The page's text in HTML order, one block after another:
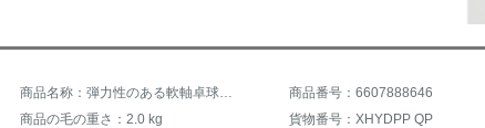
商品番号：6607888646
商品の毛の重さ：2.0 kg
貨物番号：XHYDPP QP